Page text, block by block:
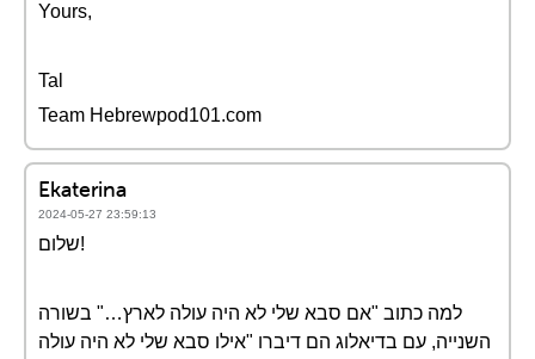
Yours,
Tal
Team Hebrewpod101.com
Ekaterina
2024-05-27 23:59:13
שלום!
למה כתוב "אם סבא שלי לא היה עולה לארץ…" בשורה
השנייה, עם בדיאלוג הם דיברו "אילו סבא שלי לא היה עולה